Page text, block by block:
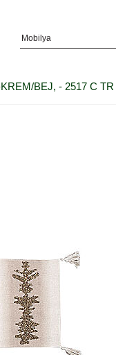
BEJ, - 2517 C TR